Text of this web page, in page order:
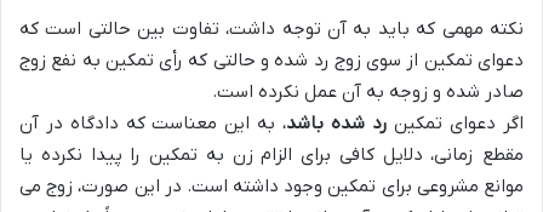
نکته مهمی که باید به آن توجه داشت، تفاوت بین حالتی است که
دعوای تمکین از سوی زوج رد شده و حالتی که رأی تمکین به نفع زوج
صادر شده و زوجه به آن عمل نکرده است.
اگر دعوای تمکین رد شده باشد، به این معناست که دادگاه در آن
مقطع زمانی، دلایل کافی برای الزام زن به تمکین را پیدا نکرده یا
موانع مشروعی برای تمکین وجود داشته است. در این صورت، زوج می